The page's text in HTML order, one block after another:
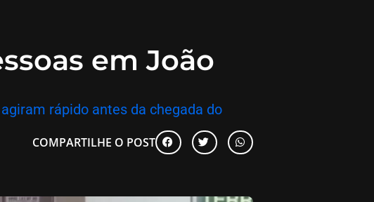
em João
rápido antes da chegada do
COMPARTILHE O POST